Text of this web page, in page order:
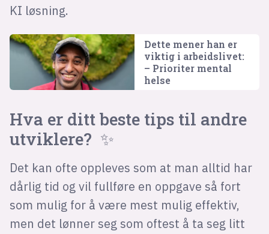
KI løsning.
Dette mener han er
viktig i arbeidslivet:
– Prioriter mental
helse
Hva er ditt beste tips til andre
utviklere? ✨
Det kan ofte oppleves som at man alltid har
dårlig tid og vil fullføre en oppgave så fort
som mulig for å være mest mulig effektiv,
men det lønner seg som oftest å ta seg litt